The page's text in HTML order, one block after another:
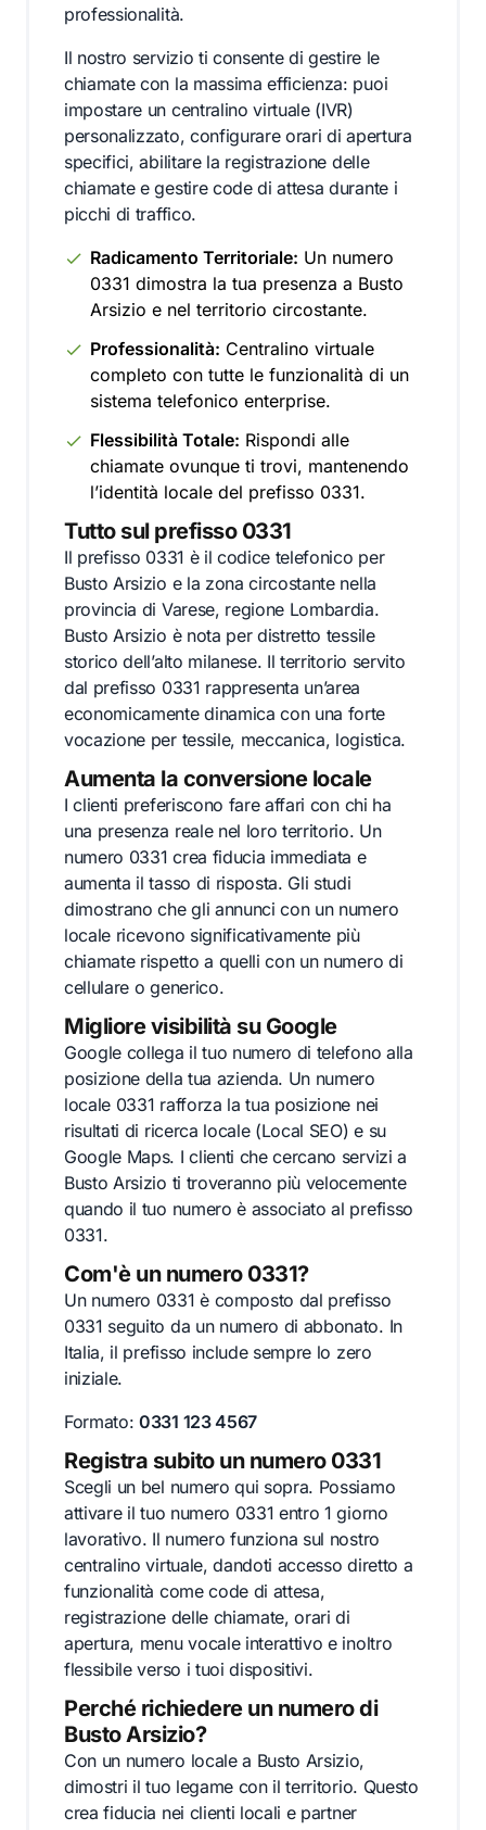
professionalità.
Il nostro servizio ti consente di gestire le
chiamate con la massima efficienza: puoi
impostare un centralino virtuale (IVR)
personalizzato, configurare orari di apertura
specifici, abilitare la registrazione delle
chiamate e gestire code di attesa durante i
picchi di traffico.
Radicamento Territoriale: Un numero
0331 dimostra la tua presenza a Busto
Arsizio e nel territorio circostante.
Professionalità: Centralino virtuale
completo con tutte le funzionalità di un
sistema telefonico enterprise.
Flessibilità Totale: Rispondi alle
chiamate ovunque ti trovi, mantenendo
l’identità locale del prefisso 0331.
Tutto sul prefisso 0331
Il prefisso 0331 è il codice telefonico per
Busto Arsizio e la zona circostante nella
provincia di Varese, regione Lombardia.
Busto Arsizio è nota per distretto tessile
storico dell’alto milanese. Il territorio servito
dal prefisso 0331 rappresenta un’area
economicamente dinamica con una forte
vocazione per tessile, meccanica, logistica.
Aumenta la conversione locale
I clienti preferiscono fare affari con chi ha
una presenza reale nel loro territorio. Un
numero 0331 crea fiducia immediata e
aumenta il tasso di risposta. Gli studi
dimostrano che gli annunci con un numero
locale ricevono significativamente più
chiamate rispetto a quelli con un numero di
cellulare o generico.
Migliore visibilità su Google
Google collega il tuo numero di telefono alla
posizione della tua azienda. Un numero
locale 0331 rafforza la tua posizione nei
risultati di ricerca locale (Local SEO) e su
Google Maps. I clienti che cercano servizi a
Busto Arsizio ti troveranno più velocemente
quando il tuo numero è associato al prefisso
0331.
Com'è un numero 0331?
Un numero 0331 è composto dal prefisso
0331 seguito da un numero di abbonato. In
Italia, il prefisso include sempre lo zero
iniziale.
Formato:0331 123 4567
Registra subito un numero 0331
Scegli un bel numero qui sopra. Possiamo
attivare il tuo numero 0331 entro 1 giorno
lavorativo. Il numero funziona sul nostro
centralino virtuale, dandoti accesso diretto a
funzionalità come code di attesa,
registrazione delle chiamate, orari di
apertura, menu vocale interattivo e inoltro
flessibile verso i tuoi dispositivi.
Perché richiedere un numero di
Busto Arsizio?
Con un numero locale a Busto Arsizio,
dimostri il tuo legame con il territorio. Questo
crea fiducia nei clienti locali e partner